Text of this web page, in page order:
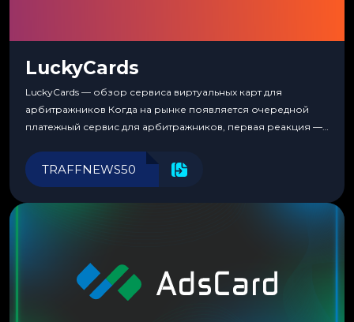
LuckyCards
LuckyCards — обзор сервиса виртуальных карт для
арбитражников Когда на рынке появляется очередной
платежный сервис для арбитражников, первая реакция —
перестаешь воспринимать всерьез любой новый продукт,
пока тот не докажет обратное делом. LuckyCards — история
TRAFFNEWS50